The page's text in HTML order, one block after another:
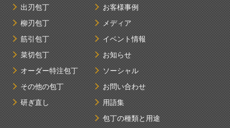
出刃包丁
柳刃包丁
筋引包丁
菜切包丁
オーダー特注包丁
その他の包丁
研ぎ直し
お客様事例
メディア
イベント情報
お知らせ
ソーシャル
お問い合わせ
用語集
包丁の種類と用途